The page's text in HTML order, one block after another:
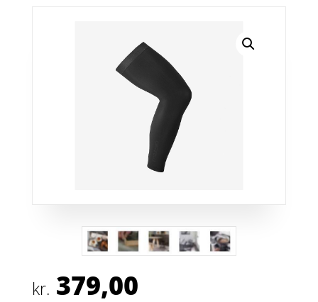
kr. 379,00